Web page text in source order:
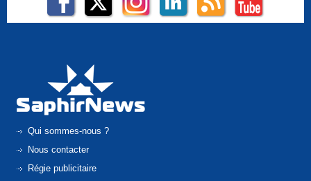
Qui sommes-nous ?
Nous contacter
Régie publicitaire